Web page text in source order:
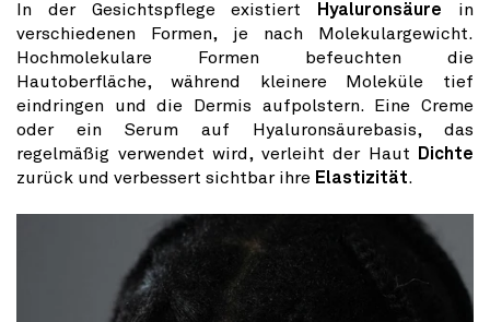
In der Gesichtspflege existiert Hyaluronsäure in
verschiedenen Formen, je nach Molekulargewicht.
Hochmolekulare Formen befeuchten die
Hautoberfläche, während kleinere Moleküle tief
eindringen und die Dermis aufpolstern. Eine Creme
oder ein Serum auf Hyaluronsäurebasis, das
regelmäßig verwendet wird, verleiht der Haut
Dichte
zurück und verbessert sichtbar ihre Elastizität.